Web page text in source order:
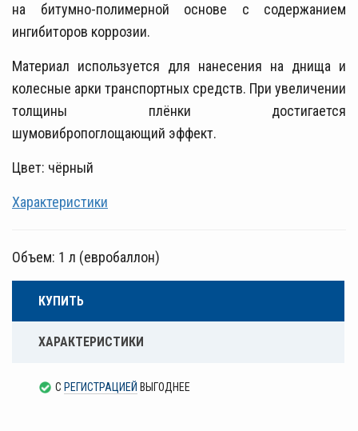
на битумно-полимерной основе с содержанием
ингибиторов коррозии.
Материал используется для нанесения на днища и
колесные арки транспортных средств. При увеличении
толщины плёнки достигается
шумовибропоглощающий эффект.
Цвет: чёрный
Характеристики
Объем: 1 л (евробаллон)
КУПИТЬ
ХАРАКТЕРИСТИКИ
С РЕГИСТРАЦИЕЙ ВЫГОДНЕЕ